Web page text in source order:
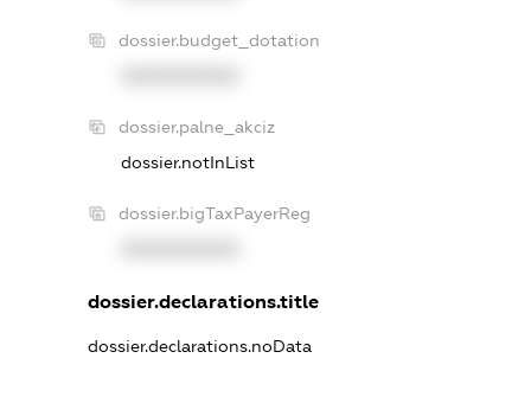
dossier.budget_dotation
dossier.palne_akciz
dossier.notInList
dossier.bigTaxPayerReg
dossier.declarations.title
dossier.declarations.noData